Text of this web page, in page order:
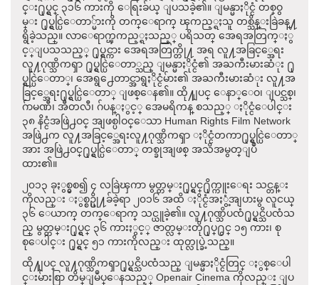
င္း႐ုပ္ရွင္ ၃၁၆ ကားကို ေရြးခ်ယ္ ျပသခဲ့၏။ ျမန္မာႏိုင္ငံ တစ္ဝွ
မ္း ႐ုပ္ရွင္ပြဲေတာ္မ်ားကို တက္ေရာက္ ၾကည့္ရႈသူ တစ္သိန္းခြဲခန္႔
ရွိခဲ့သည္။ လာေရာက္ၾကည့္ရႈသည့္ ပရိသတ္ အေရအတြက္ႏွ
င့္ျပသသည့္ ႐ုပ္ရွင္ကား အေရအတြက္တို႔ အရ လူ႔အခြင့္အေရး
လူ႔ဂုဏ္သိကၡာ ႐ုပ္ရွင္ပြဲေတာ္သည္ ျမန္မာႏိုင္ငံ၏ အႀကီးမားဆံုး ႐ု
ပ္ရွင္ပြဲေတာ္၊ အေရွ႕ေတာင္အာရွႏိုင္ငံမ်ား၏ အႀကီးမားဆံုး လူ႔အ
ခြင့္အေရး႐ုပ္ရွင္ပြဲေတာ္ ျဖစ္ေန၏။ ထို႔ျပင္ ေနာ္ေဝ၊ ျပင္သစ္၊
ဂ်ာမဏီ၊ အီတလီ၊ ဂ်ပန္ႏွင့္ အေမရိကန္ စသည့္ ႏိုင္ငံေပါင္း
၃၈ နိင္ငံအဖြဲ႕ဝင္ အျဖစ္ပါဝင္ေသာ Human Rights Film Network
အဖြဲ႕က လူ႔အခြင့္အေရးလူ႔ဂုဏ္သိကၡာ ႏိုင္ငံတကာ႐ုပ္ရွင္ပြဲေတာ္
အား အဖြဲ႕ဝင္႐ုပ္ရွင္ပြဲေတာ္ တစ္ခုအျဖစ္ အသိအမွတ္ျပဳ
ထား၏။
၂၀၁၃ ခုႏွစ္မွစ၍ ၄ လခြဲၾကာ မွတ္တမ္း႐ုပ္ရွင္႐ိုက္ကူးေရး သင္တန္း
ကိုလည္း ႏွစ္စဥ္ပို႔ခ်ခဲ့ရာ ၂၀၁၆ အထိ ႏိုင္ငံအႏွံ့အျပားမွ လူငယ္
၃၆ ေယာက္ တက္ေရာက္ သင္ယူခဲ့၏။ လူ႔ဂုဏ္သိပၸံ႐ုပ္ရွင္သိပၸံသ
ည္ မွတ္တမ္း႐ုပ္ရွင္ ၃၆ ကားႏွင့္ ဇာတ္လမ္းတို႐ုပ္႐ွင္ ၁၅ ကား၊ စု
စုေပါင္း ႐ုပ္ရွင္ ၅၁ ကားကိုလည္း ထုတ္လုပ္ခဲ့သည္။
ထို႔ျပင္ လူ႔ဂုဏ္သိကၡာ႐ုပ္ရွင္သိပၸံသည္ ျမန္မာႏိုင္ငံတြင္ ႏွစ္ေပါ
င္းမ်ားစြာ တိမ္ျမဳပ္ေနသည့္ Openair Cinema ကိုလည္း ျပ